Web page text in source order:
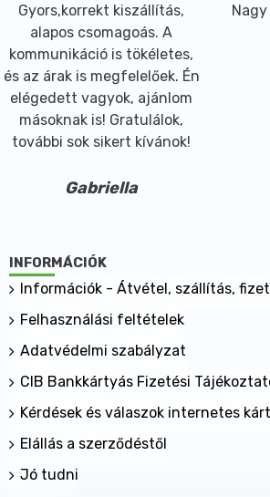
Gyors,korrekt kiszállítás,
alapos csomagoás. A
kommunikáció is tökéletes,
és az árak is megfelelőek. Én
elégedett vagyok, ajánlom
másoknak is! Gratulálok,
további sok sikert kívánok!
Gabriella
INFORMÁCIÓK
Információk - Átvétel, szállítás,
Felhasználási feltételek
Adatvédelmi szabályzat
CIB Bankkártyás Fizetési
Kérdések és válaszok internetes
Elállás a szerződéstől
Jó tudni